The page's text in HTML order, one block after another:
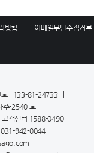
방침 이메일무단수집거부
호 : 133-81-24733
주-2540 호
고객센터 1588-0490
031-942-0044